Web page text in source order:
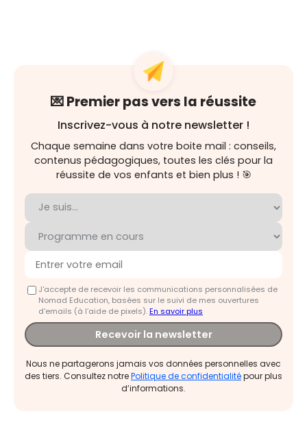
💌 Premier pas vers la réussite
Inscrivez-vous à notre newsletter !
Chaque semaine dans votre boite mail : conseils,
contenus pédagogiques, toutes les clés pour la
réussite de vos enfants et bien plus ! 🎯
J'accepte de recevoir les communications personnalisées de
Nomad Education, basées sur le suivi de mes ouvertures
d'emails (à l’aide de pixels).En savoir plus
Recevoir la newsletter
Nous ne partagerons jamais vos données personnelles avec
des tiers. Consultez notrePolitique de confidentialitépour plus
d’informations.